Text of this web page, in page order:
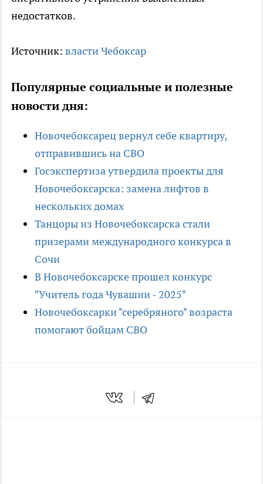
недостатков.
Источник: власти Чебоксар
Популярные социальные и полезные
новости дня:
Новочебоксарец вернул себе квартиру,
отправившись на СВО
Госэкспертиза утвердила проекты для
Новочебоксарска: замена лифтов в
нескольких домах
Танцоры из Новочебоксарска стали
призерами международного конкурса в
Сочи
В Новочебоксарске прошел конкурс
"Учитель года Чувашии - 2025"
Новочебоксарки "серебряного" возраста
помогают бойцам СВО